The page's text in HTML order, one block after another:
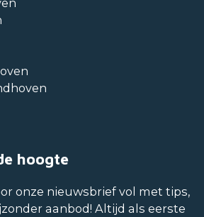
hoogte
onze nieuwsbrief vol met tips,
aanbod! Altijd als eerste